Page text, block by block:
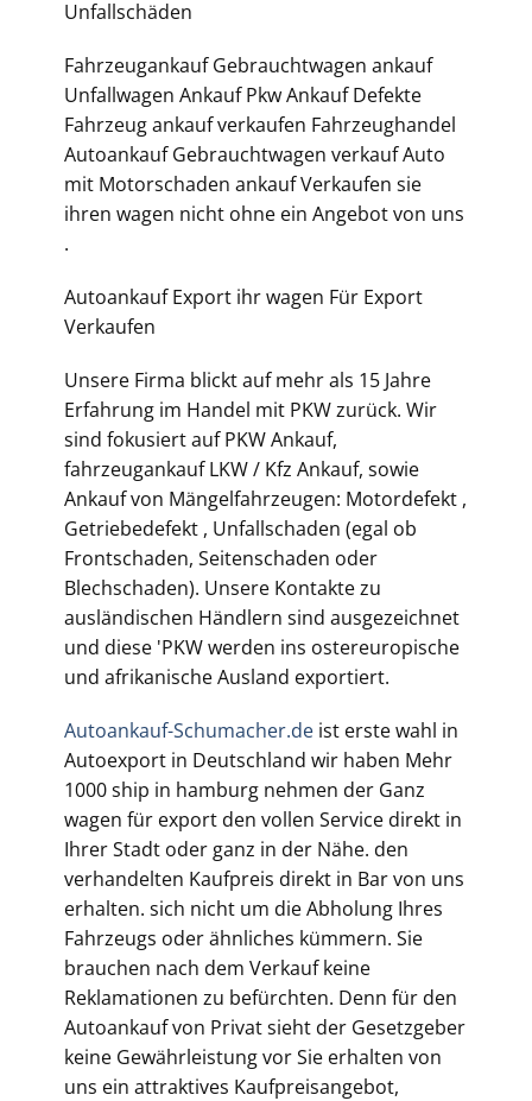
Unfallschäden
Fahrzeugankauf Gebrauchtwagen ankauf
Unfallwagen Ankauf Pkw Ankauf Defekte
Fahrzeug ankauf verkaufen Fahrzeughandel
Autoankauf Gebrauchtwagen verkauf Auto
mit Motorschaden ankauf Verkaufen sie
ihren wagen nicht ohne ein Angebot von uns
.
Autoankauf Export ihr wagen Für Export
Verkaufen
Unsere Firma blickt auf mehr als 15 Jahre
Erfahrung im Handel mit PKW zurück. Wir
sind fokusiert auf PKW Ankauf,
fahrzeugankauf LKW / Kfz Ankauf, sowie
Ankauf von Mängelfahrzeugen: Motordefekt ,
Getriebedefekt , Unfallschaden (egal ob
Frontschaden, Seitenschaden oder
Blechschaden). Unsere Kontakte zu
ausländischen Händlern sind ausgezeichnet
und diese 'PKW werden ins ostereuropische
und afrikanische Ausland exportiert.
Autoankauf-Schumacher.de ist erste wahl in
Autoexport in Deutschland wir haben Mehr
1000 ship in hamburg nehmen der Ganz
wagen für export den vollen Service direkt in
Ihrer Stadt oder ganz in der Nähe. den
verhandelten Kaufpreis direkt in Bar von uns
erhalten. sich nicht um die Abholung Ihres
Fahrzeugs oder ähnliches kümmern. Sie
brauchen nach dem Verkauf keine
Reklamationen zu befürchten. Denn für den
Autoankauf von Privat sieht der Gesetzgeber
keine Gewährleistung vor Sie erhalten von
uns ein attraktives Kaufpreisangebot,